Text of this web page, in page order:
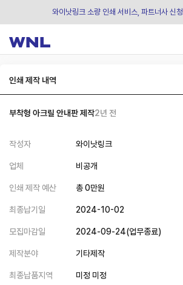
와이낫링크 소량 인쇄 서비스, 파트너사 신청
인쇄 제작 내역
부착형 아크릴 안내판 제작2년 전
작성자 와이낫링크
업체 비공개
인쇄 제작 예산 총0만원
최종납기일 2024-10-02
모집마감일 2024-09-24(업무종료)
제작분야 기타제작
최종납품지역 미정 미정